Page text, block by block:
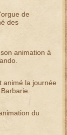
orgue de
des
animation à
animé la journée
du